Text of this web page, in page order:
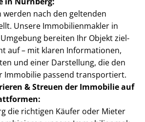
werden nach den geltenden
Unsere Im­mo­bi­li­en­mak­ler in
bereiten Ihr Objekt ziel­
auf – mit klaren Informationen,
und einer Darstellung, die den
Immobilie passend transportiert.
& Streuen der Immobilie auf
die richtigen Käufer oder Mieter